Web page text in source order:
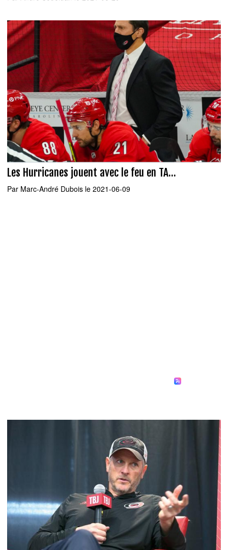
Les Hurricanes jouent avec le feu en TA...
Par Marc-André Dubois le 2021-06-09